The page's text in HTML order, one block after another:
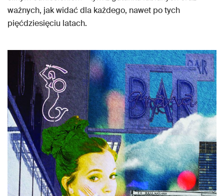
ważnych, jak widać dla każdego, nawet po tych
pięćdziesięciu latach.